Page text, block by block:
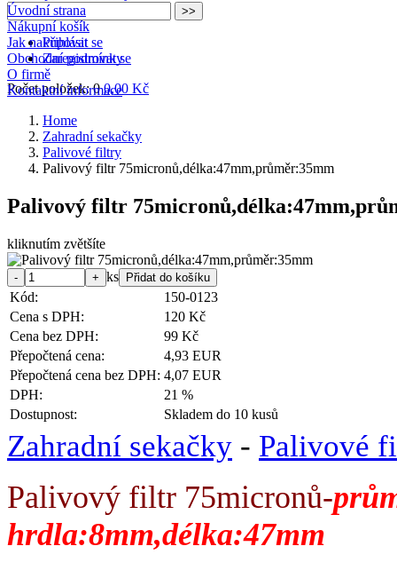
Přihlásit se
Zaregistrovat se
Počet položek: 0 0,00 Kč
Úvodní strana
Nákupní košík
Jak nakupovat
Obchodní podmínky
O firmě
Kontaktní informace
Home
Zahradní sekačky
Palivové filtry
Palivový filtr 75micronů,délka:47mm,průměr:35mm
Palivový filtr
kliknutím zvětšíte
ks
Kód:
150-0123
Cena s DPH:
120 Kč
Cena bez DPH:
99 Kč
Přepočtená cena:
4,93 EUR
Přepočtená cena bez DPH: 4,07 EUR
DPH:
21 %
Dostupnost:
Skladem do 10 kusů
Zahradní sekačky - Palivové
Palivový filtr 75micronů-
hrdla:8mm,délka:47mm